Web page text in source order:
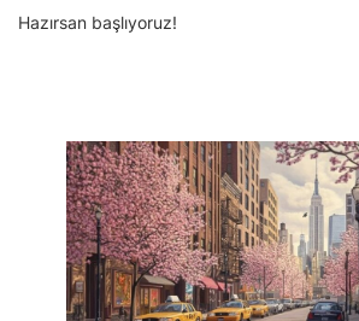
Hazırsan başlıyoruz!